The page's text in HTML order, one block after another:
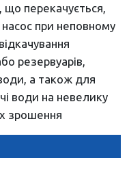
перекачується,
при неповному
резервуарів,
а також для
води на невелику
зрошення